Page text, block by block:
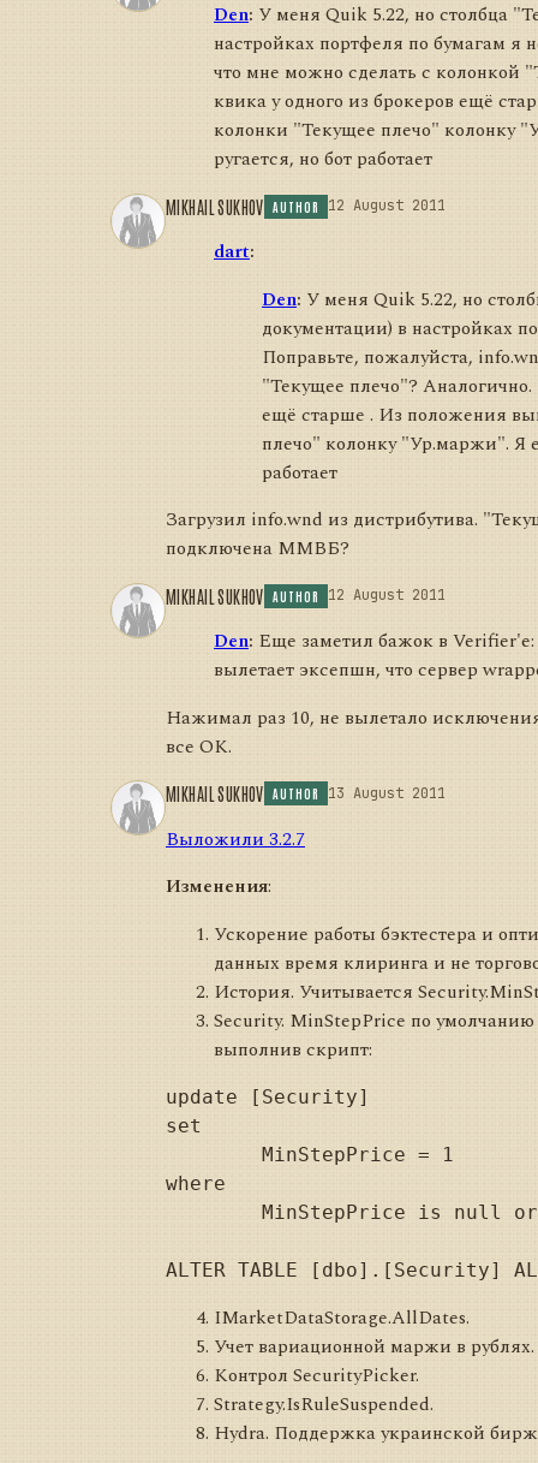
Den: У меня Quik 5.22, но столбца
настройках портфеля по бумагам я
что мне можно сделать с колонкой
квика у одного из брокеров ещё
колонки "Текущее плечо" колонку
ругается, но бот работает
MIKHAIL SUKHOV AUTHOR 12 August 2011
dart:
Den: У меня Quik 5.22, но
документации) в настройках
Поправьте, пожалуйста,
"Текущее плечо"?
ещё старше . Из положения
плечо" колонку "Ур.маржи". Я
работает
Загрузил info.wnd из дистрибутива.
подключена ММВБ?
MIKHAIL SUKHOV AUTHOR 12 August 2011
Den: Еще заметил бажок в
вылетает эксепшн, что сервер
Нажимал раз 10, не вылетало
все ОК.
MIKHAIL SUKHOV AUTHOR 13 August 2011
Выложили 3.2.7
Изменения:
Ускорение работы бэктестера и
данных время клиринга и не
История. Учитывается
Security. MinStepPrice по
выполнив скрипт:
update [Security]
set
where
IMarketDataStorage.AllDates.
Учет вариационной маржи в рублях.
Контрол SecurityPicker.
Strategy.IsRuleSuspended.
Hydra. Поддержка украинской